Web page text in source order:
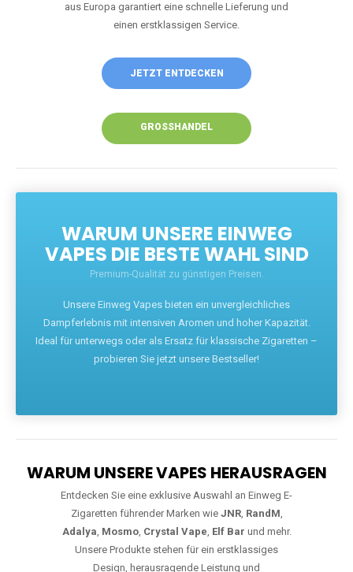
aus Europa garantiert eine schnelle Lieferung und
einen erstklassigen Service.
JETZT ENTDECKEN
GROSSHANDEL
WARUM UNSERE EINWEG
VAPES DIE BESTE WAHL SIND
Premium-Qualität zu günstigen Preisen.
Unsere Einweg Vapes bieten ein unvergleichliches
Dampferlebnis mit intensiven Aromen und hoher Kapazität.
Ideal für unterwegs oder als Ersatz für klassische Zigaretten –
probieren Sie jetzt unsere Bestseller!
WARUM UNSERE VAPES HERAUSRAGEN
Entdecken Sie eine exklusive Auswahl an Einweg E-
Zigaretten führender Marken wie JNR, RandM,
Adalya, Mosmo, Crystal Vape, Elf Bar und mehr.
Unsere Produkte stehen für ein erstklassiges
Design, herausragende Leistung und